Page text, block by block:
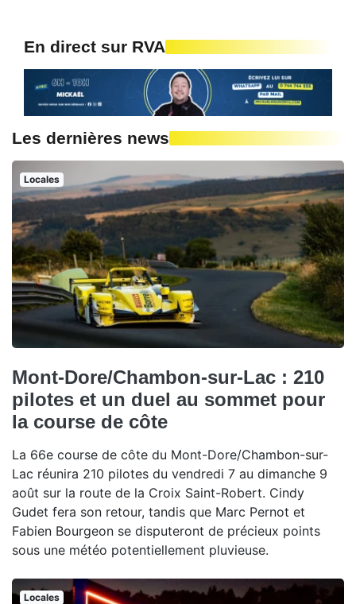
En direct sur RVA
Les dernières news
Locales
Mont-Dore/Chambon-sur-Lac : 210
pilotes et un duel au sommet pour
la course de côte
La 66e course de côte du Mont-Dore/Chambon-sur-
Lac réunira 210 pilotes du vendredi 7 au dimanche 9
août sur la route de la Croix Saint-Robert. Cindy
Gudet fera son retour, tandis que Marc Pernot et
Fabien Bourgeon se disputeront de précieux points
sous une météo potentiellement pluvieuse.
Locales